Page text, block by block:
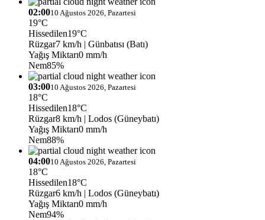
02:0010 Ağustos 2026, Pazartesi
19°C
Hissedilen19°C
Rüzgar7 km/h | Günbatısı (Batı)
Yağış Miktarı0 mm/h
Nem85%
03:0010 Ağustos 2026, Pazartesi
18°C
Hissedilen18°C
Rüzgar8 km/h | Lodos (Güneybatı)
Yağış Miktarı0 mm/h
Nem88%
04:0010 Ağustos 2026, Pazartesi
18°C
Hissedilen18°C
Rüzgar6 km/h | Lodos (Güneybatı)
Yağış Miktarı0 mm/h
Nem94%